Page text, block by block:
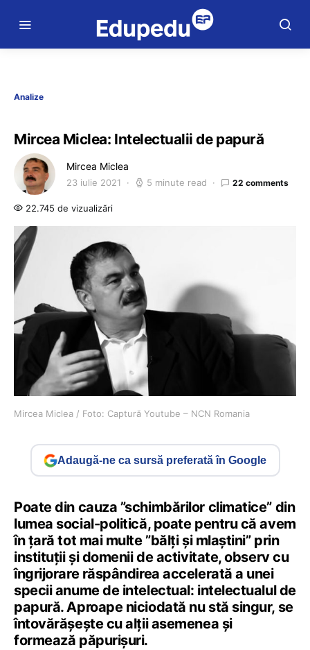
Analize
Mircea Miclea: Intelectualii de papură
Mircea Miclea
23 iulie 2021 5 minute read 22 comments
22.745 de vizualizări
Mircea Miclea / Foto: Captură Youtube – NCN Romania
Adaugă-ne ca sursă preferată în Google
Poate din cauza ”schimbărilor climatice” din
lumea social-politică, poate pentru că avem
în țară tot mai multe ”bălți și mlaștini” prin
instituții și domenii de activitate, observ cu
îngrijorare răspândirea accelerată a unei
specii anume de intelectual: intelectualul de
papură. Aproape niciodată nu stă singur, se
întovărășește cu alții asemenea și
formează păpurișuri.